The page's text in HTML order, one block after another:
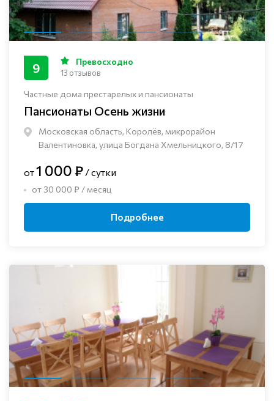
Частные дома престарелых и пансионаты
Пансионаты Осень жизни
Московская область, Королёв, микрорайон
Валентиновка, улица Богдана Хмельницкого, 8/17
9 Превосходно
13 отзывов
от1 000 ₽ / сутки
от 30 000 ₽ / месяц
Подробнее